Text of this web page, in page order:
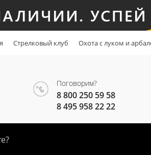
Стрелковый клуб Охота с луком и
Поговорим?
8 800 250 59 58
8 495 958 22 22